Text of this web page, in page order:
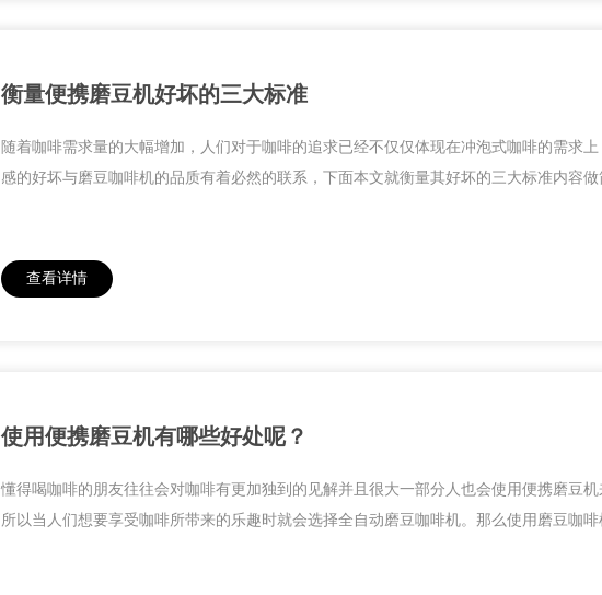
衡量便携磨豆机好坏的三大标准
随着咖啡需求量的大幅增加，人们对于咖啡的追求已经不仅仅体现在冲泡式咖啡的需求
感的好坏与磨豆咖啡机的品质有着必然的联系，下面本文就衡量其好坏的三大标准内容
查看详情
使用便携磨豆机有哪些好处呢？
懂得喝咖啡的朋友往往会对咖啡有更加独到的见解并且很大一部分人也会使用便携磨豆
所以当人们想要享受咖啡所带来的乐趣时就会选择全自动磨豆咖啡机。那么使用磨豆咖啡